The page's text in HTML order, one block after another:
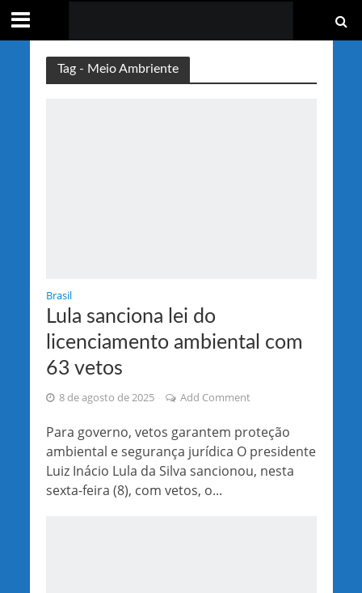
Tag - Meio Ambriente
Brasil
Lula sanciona lei do
licenciamento ambiental com
63 vetos
8 de agosto de 2025 Add Comment
Para governo, vetos garantem proteção
ambiental e segurança jurídica O presidente
Luiz Inácio Lula da Silva sancionou, nesta
sexta-feira (8), com vetos, o...